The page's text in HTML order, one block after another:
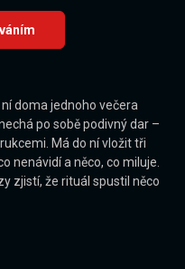
doma jednoho večera
po sobě podivný dar –
Má do ní vložit tři
nenávidí a něco, co miluje.
zjistí, že rituál spustil něco